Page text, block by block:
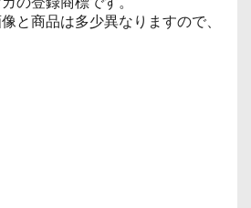
と商品は多少異なりますので、